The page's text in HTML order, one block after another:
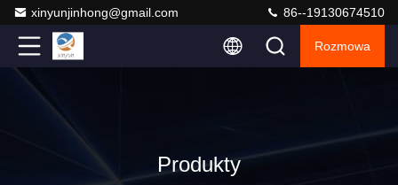
xinyunjinhong@gmail.com 86--19130674510
Rozmowa
Produkty